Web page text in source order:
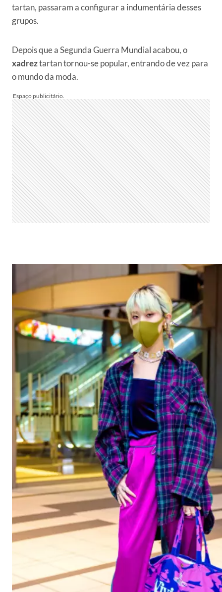
tartan, passaram a configurar a indumentária desses
grupos.
Depois que a Segunda Guerra Mundial acabou, o
xadreztartan tornou-se popular, entrando de vez para
o mundo da moda.